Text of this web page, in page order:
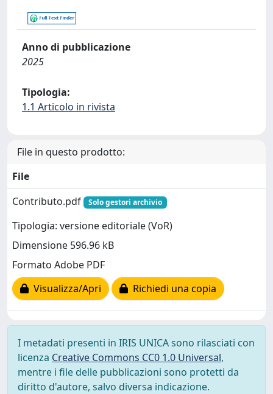
Anno di pubblicazione
2025
Tipologia:
1.1 Articolo in rivista
File in questo prodotto:
File
Contributo.pdf
Solo gestori archivio
Tipologia: versione editoriale (VoR)
Dimensione 596.96 kB
Formato Adobe PDF
Visualizza/Apri
Richiedi una copia
I metadati presenti in IRIS UNICA sono rilasciati con
licenza Creative Commons CC0 1.0 Universal,
mentre i file delle pubblicazioni sono protetti da
diritto d'autore, salvo diversa indicazione.